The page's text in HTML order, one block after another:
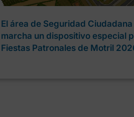
El área de Seguridad
marcha un dispositivo especial
Fiestas Patronales de Motril